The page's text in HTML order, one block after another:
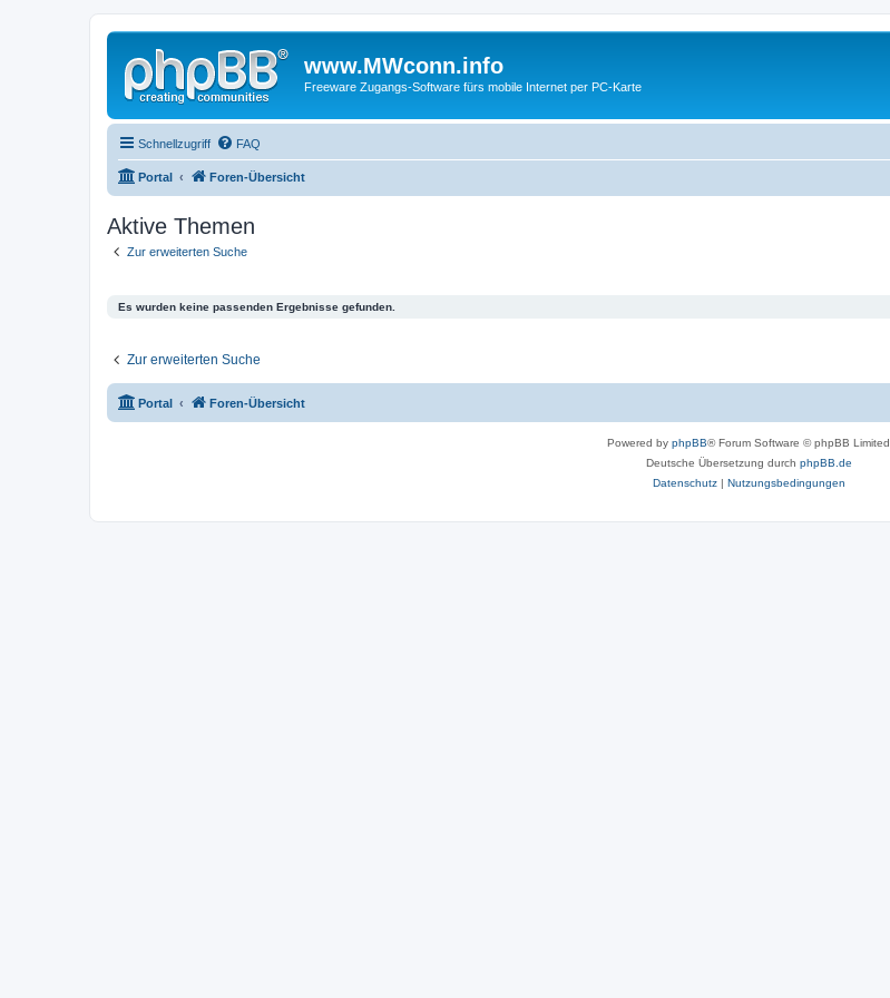
www.MWconn.info
Freeware Zugangs-Software fürs mobile Internet per PC-Karte
Schnellzugriff FAQ
Portal Foren-Übersicht
Aktive Themen
Zur erweiterten Suche
Es wurden keine passenden Ergebnisse gefunden.
Zur erweiterten Suche
Portal Foren-Übersicht
Powered by phpBB® Forum Software © phpBB Limited
Deutsche Übersetzung durch phpBB.de
Datenschutz| Nutzungsbedingungen